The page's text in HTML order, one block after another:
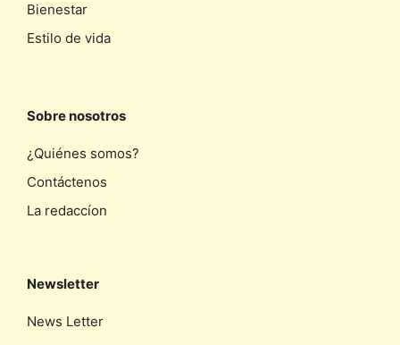
Bienestar
Estilo de vida
Sobre nosotros
¿Quiénes somos?
Contáctenos
La redaccíon
Newsletter
News Letter